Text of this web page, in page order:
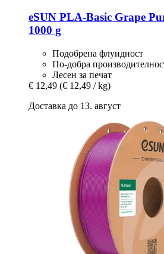
eSUN PLA-​Basic Grape
1000 g
Подобрена флуидност
По-добра
Лесен за печат
€ 12,49 (€ 12,49 / kg)
Доставка до 13. август